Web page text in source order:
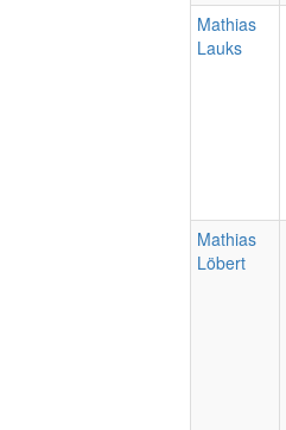
Mathias
Lauks
Mathias
Löbert